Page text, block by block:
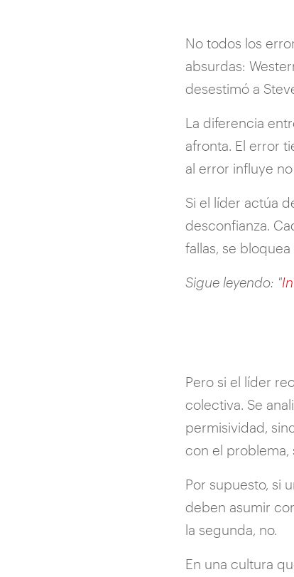
No todos los
absurdas:
desestimó a
La diferencia
afronta. El error
al error influye
Si el líder actúa
desconfianza.
fallas, se
Sigue leyendo: "
Pero si el líder
colectiva. Se
permisividad,
con el problema,
Por supuesto, si
deben asumir
la segunda, no.
En una cultura